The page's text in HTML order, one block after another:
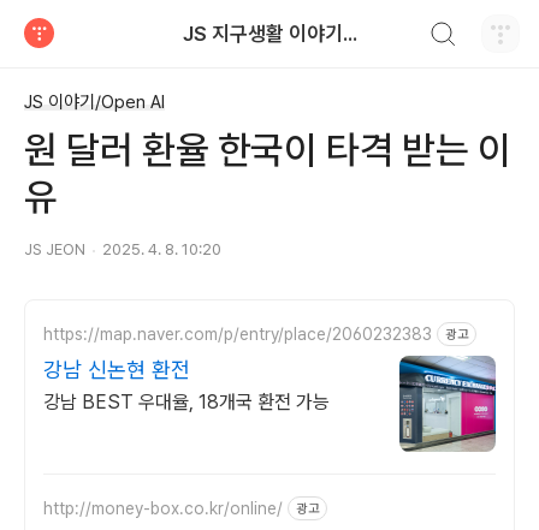
JS 지구생활 이야기...
JS 이야기/Open AI
원 달러 환율 한국이 타격 받는 이
유
JS JEON 2025. 4. 8. 10:20
https://map.naver.com/p/entry/place/2060232383 광고
강남 신논현 환전
강남 BEST 우대율, 18개국 환전 가능
http://money-box.co.kr/online/ 광고